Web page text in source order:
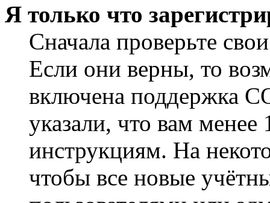
Я только что
Сначала проверьте
Если они верны, то
включена поддержка
указали, что вам
инструкциям. На
чтобы все новые